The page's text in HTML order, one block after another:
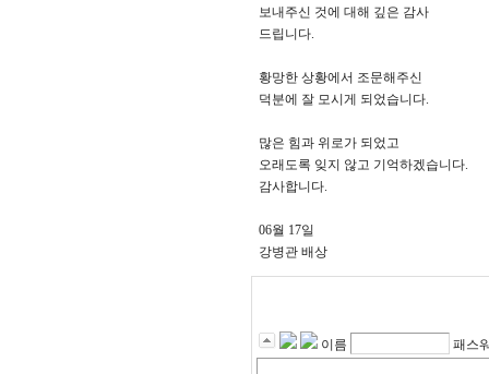
보내주신 것에 대해 깊은 감사
드립니다.
황망한 상황에서 조문해주신
덕분에 잘 모시게 되었습니다.
많은 힘과 위로가 되었고
오래도록 잊지 않고 기억하겠습니다.
감사합니다.
06월 17일
강병관 배상
이름 패스